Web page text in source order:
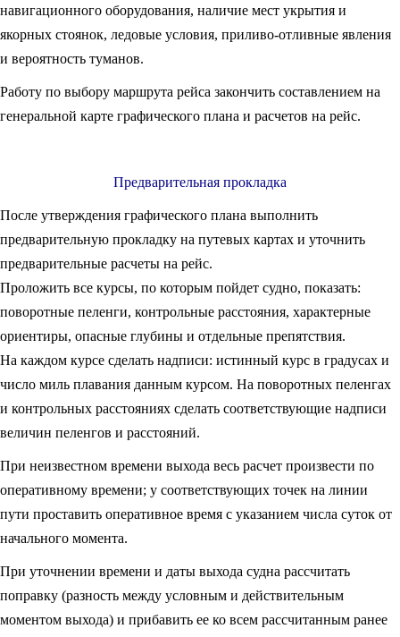
навигационного оборудования, наличие мест укрытия и
якорных стоянок, ледовые условия, приливо-отливные явления
и вероятность туманов.
Работу по выбору маршрута рейса закончить составлением на
генеральной карте графического плана и расчетов на рейс.
Предварительная прокладка
После утверждения графического плана выполнить
предварительную прокладку на путевых картах и уточнить
предварительные расчеты на рейс.
Проложить все курсы, по которым пойдет судно, показать:
поворотные пеленги, контрольные расстояния, характерные
ориентиры, опасные глубины и отдельные препятствия.
На каждом курсе сделать надписи: истинный курс в градусах и
число миль плавания данным курсом. На поворотных пеленгах
и контрольных расстояниях сделать соответствующие надписи
величин пеленгов и расстояний.
При неизвестном времени выхода весь расчет произвести по
оперативному времени; у соответствующих точек на линии
пути проставить оперативное время с указанием числа суток от
начального момента.
При уточнении времени и даты выхода судна рассчитать
поправку (разность между условным и действительным
моментом выхода) и прибавить ее ко всем рассчитанным ранее